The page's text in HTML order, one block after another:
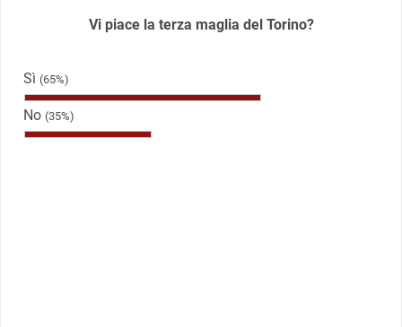
Vi piace la terza maglia del Torino?
Sì (65%)
No (35%)